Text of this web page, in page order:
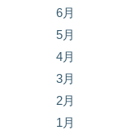
6月
5月
4月
3月
2月
1月